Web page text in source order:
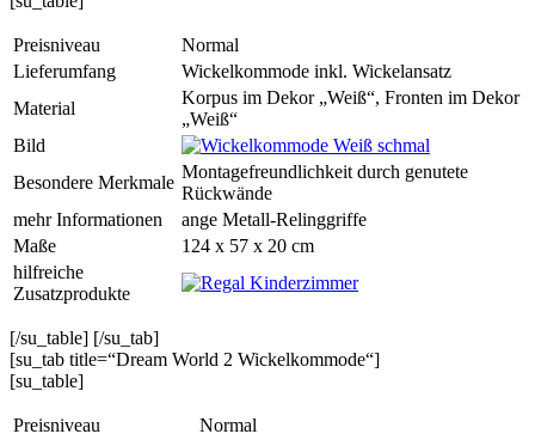
Preisniveau
Normal
Lieferumfang
Wickelkommode inkl. Wickelansatz
Material
Korpus im Dekor „Weiß“, Fronten im Dekor
„Weiß“
Bild
Besondere Merkmale
Montagefreundlichkeit durch genutete
Rückwände
mehr Informationen
ange Metall-Relinggriffe
Maße
124 x 57 x 20 cm
hilfreiche
Zusatzprodukte
[/su_table] [/su_tab]
[su_tab title=“Dream World 2 Wickelkommode“]
[su_table]
Preisniveau
Normal